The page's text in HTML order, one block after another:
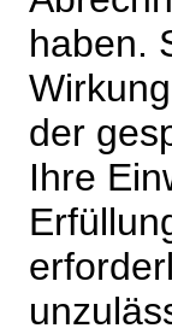
haben.
der
Ihre